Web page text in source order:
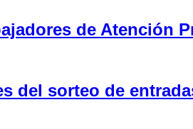
de Atención
del sorteo de